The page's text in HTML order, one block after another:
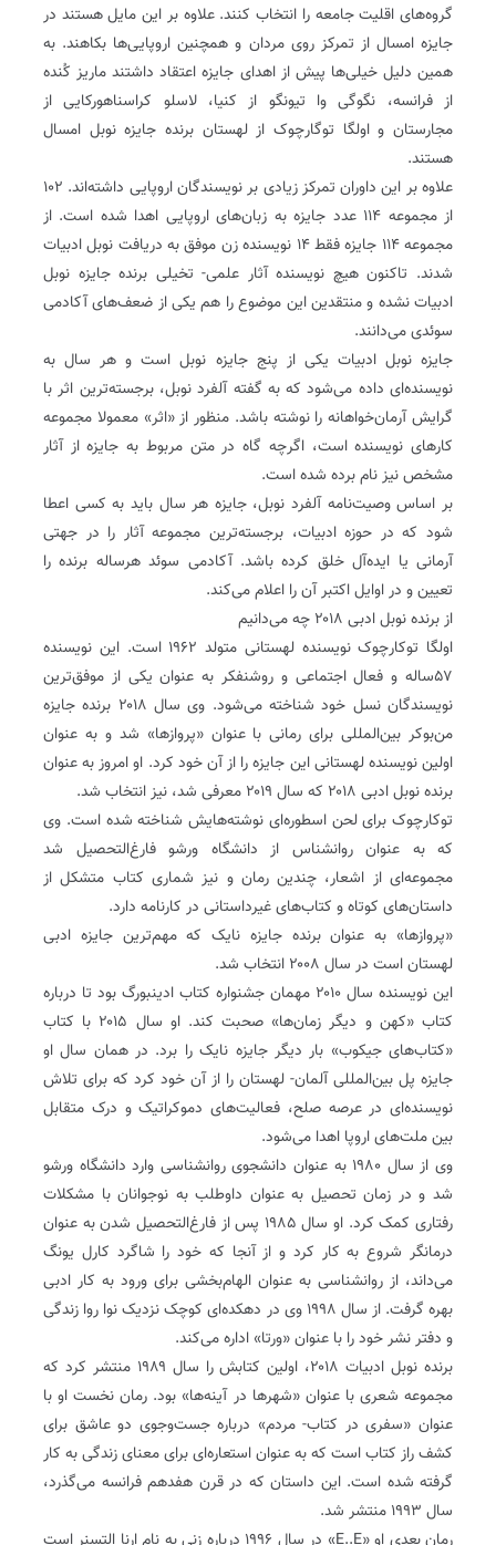
گروه‌های اقلیت جامعه را انتخاب کنند. علاوه بر این مایل هستند در
جایزه امسال از تمرکز روی مردان و همچنین اروپایی‌ها بکاهند. به
همین دلیل خیلی‌ها پیش از اهدای جایزه اعتقاد داشتند ماریز کُنده
از فرانسه، نگوگی وا تیونگو از کنیا، لاسلو کراسناهورکایی از
مجارستان و‌ اولگا توگارچوک از لهستان برنده جایزه نوبل امسال
هستند.
علاوه بر این داوران تمرکز زیادی بر نویسندگان اروپایی داشته‌اند. ۱۰۲
از مجموعه ۱۱۴ عدد جایزه به زبان‌های اروپایی اهدا شده است. از
مجموعه ۱۱۴ جایزه فقط ۱۴ نویسنده زن موفق به دریافت نوبل ادبیات
شدند. تاکنون هیچ نویسنده آثار علمی- تخیلی برنده جایزه نوبل
ادبیات نشده و منتقدین این موضوع را هم یکی از ضعف‌های آکادمی
سوئدی می‌دانند.
جایزه نوبل ادبیات یکی از پنج جایزه نوبل است و هر سال به
نویسنده‌ای داده می‌شود که به گفته‌ آلفرد نوبل، برجسته‌ترین اثر با
گرایش آرمان‌خواهانه را نوشته باشد. منظور از «اثر» معمولا مجموعه
کارهای نویسنده است، اگرچه گاه در متن مربوط به جایزه از آثار
مشخص نیز نام برده شده‌ است.
بر اساس وصیت‌نامه آلفرد نوبل، جایزه هر سال باید به کسی اعطا
شود که در حوزه ادبیات، برجسته‌ترین مجموعه‌ آثار را در جهتی
آرمانی یا ایده‌آل خلق کرده‌ باشد.‌ آکادمی سوئد هر‌ساله برنده را
تعیین و در اوایل اکتبر آن را اعلام می‌کند.
از برنده نوبل ادبی ۲۰۱۸ چه می‌دانیم‌
اولگا توکارچوک نویسنده لهستانی متولد ۱۹۶۲ است. این نویسنده
۵۷‌ساله و فعال اجتماعی و روشنفکر به عنوان یکی از موفق‌ترین
نویسندگان نسل خود شناخته می‌شود. وی سال ۲۰۱۸ برنده جایزه
من‌بوکر بین‌المللی برای رمانی با عنوان «پروازها» شد و به عنوان
اولین نویسنده لهستانی این جایزه را از آن خود کرد. او امروز به عنوان
برنده نوبل ادبی ۲۰۱۸ که سال ۲۰۱۹ معرفی شد، نیز انتخاب شد.
توکارچوک برای لحن اسطوره‌ای نوشته‌هایش شناخته شده است. وی
که به عنوان روانشناس از دانشگاه ورشو فارغ‌التحصیل شد
مجموعه‌ای از اشعار، چندین رمان و نیز شماری کتاب متشکل از
داستان‌های کوتاه و کتاب‌های غیرداستانی در کارنامه دارد.
«پروازها» به عنوان برنده جایزه نایک که مهم‌ترین جایزه ادبی
لهستان است در سال ۲۰۰۸ انتخاب شد.
این نویسنده سال ۲۰۱۰ مهمان جشنواره کتاب ادینبورگ بود تا درباره
کتاب «کهن و دیگر زمان‌ها» صحبت کند. او سال ۲۰۱۵ با کتاب
«کتاب‌های جیکوب» بار دیگر جایزه نایک را برد. در همان سال او
جایزه پل بین‌المللی آلمان- لهستان را از آن خود کرد که برای تلاش
نویسنده‌ای در عرصه صلح، فعالیت‌های دموکراتیک و درک متقابل
بین ملت‌های اروپا اهدا می‌شود.
وی از سال ۱۹۸۰ به عنوان دانشجوی روانشناسی وارد دانشگاه ورشو
شد و در زمان تحصیل به عنوان داوطلب به نوجوانان با مشکلات
رفتاری کمک کرد. او سال ۱۹۸۵ پس از فارغ‌التحصیل شدن به عنوان
درمانگر شروع به کار کرد و از آنجا که خود را شاگرد کارل یونگ
می‌داند، از روانشناسی به عنوان الهام‌بخشی برای ورود به کار ادبی
بهره گرفت. از سال ۱۹۹۸ وی در دهکده‌ای کوچک نزدیک نوا روا زندگی
و دفتر نشر خود را با عنوان «ورتا» اداره می‌کند.
برنده نوبل ادبیات ۲۰۱۸، اولین کتابش را سال ۱۹۸۹ منتشر کرد که
مجموعه شعری با عنوان «شهرها در آینه‌ها» بود. رمان نخست او با
عنوان «سفری در کتاب- مردم» درباره جست‌وجوی دو عاشق برای
کشف راز کتاب است که به عنوان استعاره‌ای برای معنای زندگی به کار
گرفته شده است. این داستان که در قرن هفدهم فرانسه می‌گذرد،
سال ۱۹۹۳ منتشر شد.